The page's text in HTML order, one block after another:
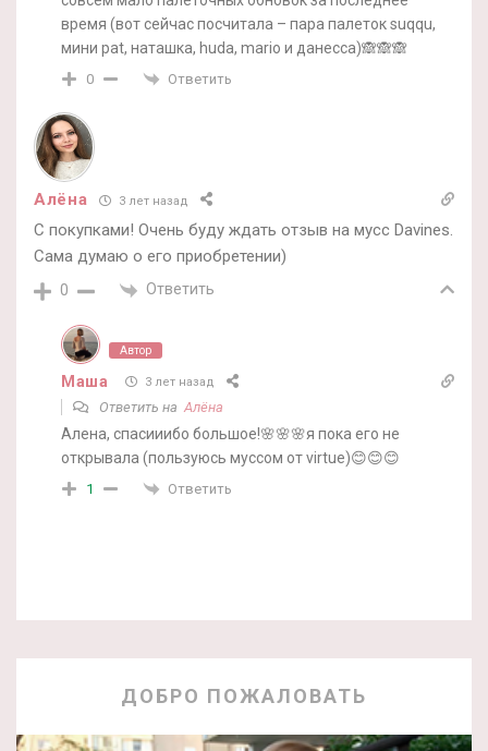
время (вот сейчас посчитала – пара палеток suqqu,
мини pat, наташка, huda, mario и данесса)🙈🙈🙈
0 Ответить
Алёна 3 лет назад
С покупками! Очень буду ждать отзыв на мусс Davines.
Сама думаю о его приобретении)
0 Ответить
Автор
Маша 3 лет назад
Ответить на Алёна
Алена, спасииибо большое!🌸🌸🌸я пока его не
открывала (пользуюсь муссом от virtue)😊😊😊
1 Ответить
ДОБРО ПОЖАЛОВАТЬ